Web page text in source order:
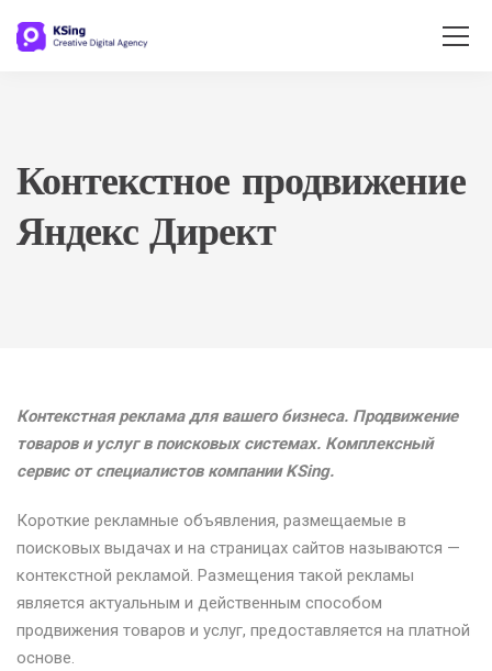
Контекстное продвижение
Яндекс Директ
Контекстная реклама для вашего бизнеса. Продвижение
товаров и услуг в поисковых системах. Комплексный
сервис от специалистов компанииKSing.
Короткие рекламные объявления, размещаемые в
поисковых выдачах и на страницах сайтов называются —
контекстной рекламой. Размещения такой рекламы
является актуальным и действенным способом
продвижения товаров и услуг, предоставляется на платной
основе.